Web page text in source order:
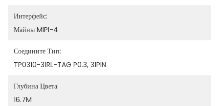
Интерфейс:
Майны MIPI-4
Соедините Тип:
TP0310-31RL-TAG P0.3, 31PIN
Глубина Цвета:
16.7M